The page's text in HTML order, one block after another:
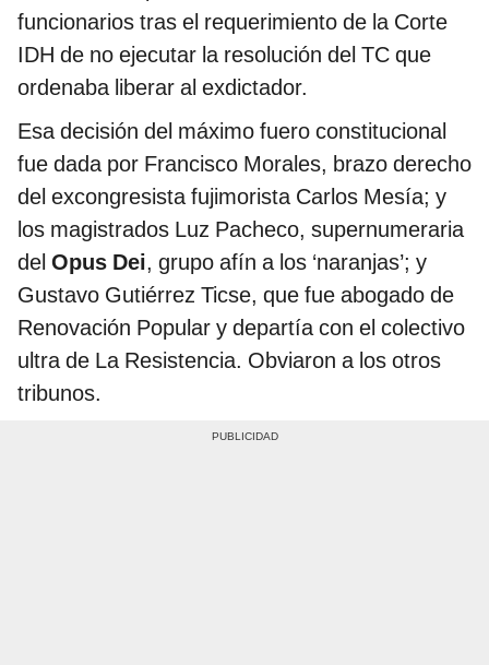
funcionarios tras el requerimiento de la Corte
IDH de no ejecutar la resolución del TC que
ordenaba liberar al exdictador.
Esa decisión del máximo fuero constitucional
fue dada por Francisco Morales, brazo derecho
del excongresista fujimorista Carlos Mesía; y
los magistrados Luz Pacheco, supernumeraria
del Opus Dei, grupo afín a los ‘naranjas’; y
Gustavo Gutiérrez Ticse, que fue abogado de
Renovación Popular y departía con el colectivo
ultra de La Resistencia. Obviaron a los otros
tribunos.